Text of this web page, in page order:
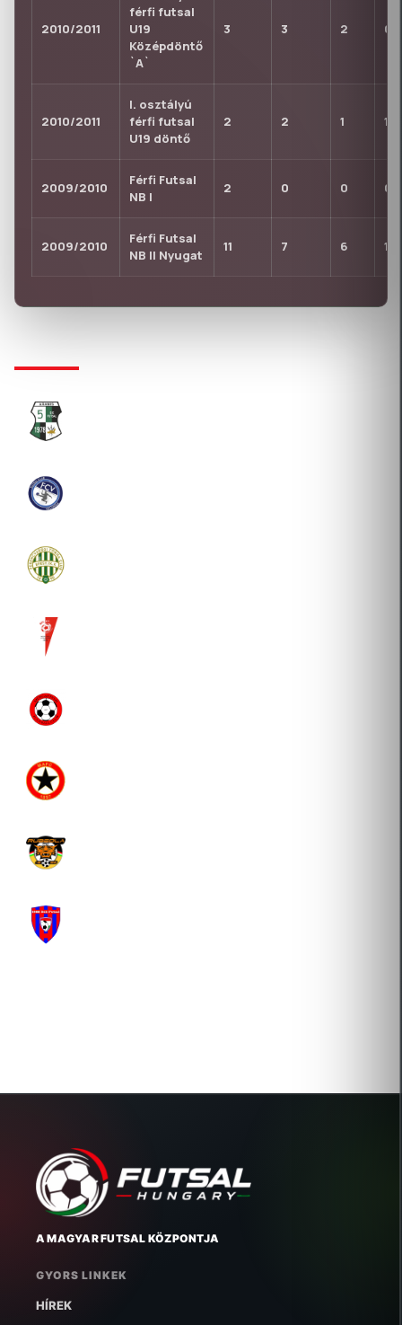
2010/2011
férfi futsal
U19
Középdöntő
`A`
3 3 2 0
2010/2011
I. osztályú
férfi futsal
U19 döntő
2 2 1 1
2009/2010
Férfi Futsal
NB I
2 0 0 0
2009/2010
Férfi Futsal
NB II Nyugat
11 7 6 1
A MAGYAR FUTSAL KÖZPONTJA
GYORS LINKEK
HÍREK